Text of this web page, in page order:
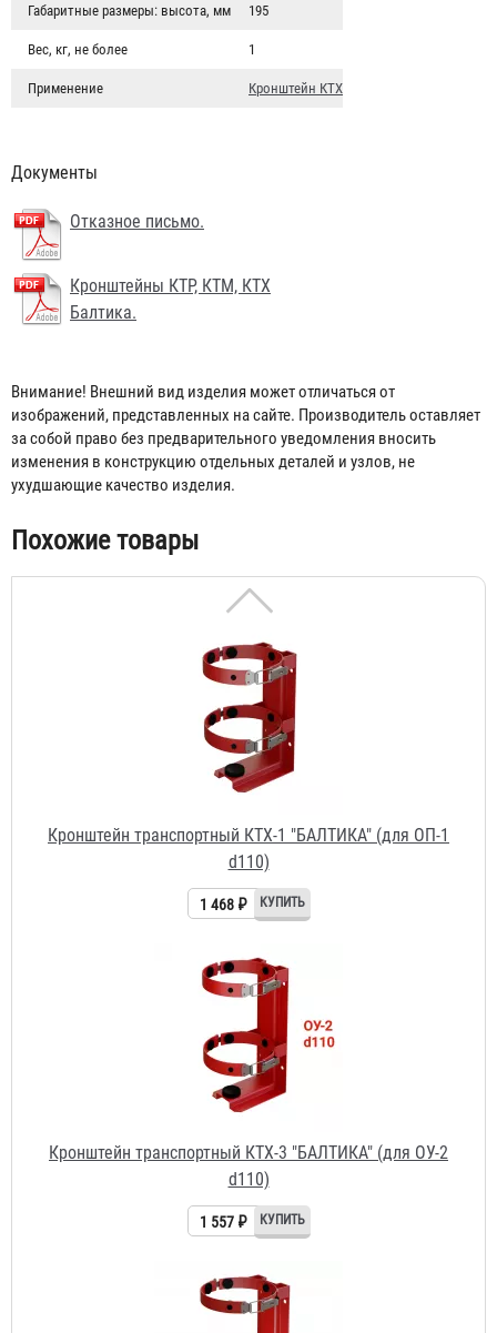
Габаритные размеры: высота, мм 195
Вес, кг, не более 1
Применение Кронштейн КТХ
Документы
Отказное письмо.
Кронштейны КТР, КТМ, КТХ
Балтика.
Внимание! Внешний вид изделия может отличаться от
изображений, представленных на сайте. Производитель оставляет
за собой право без предварительного уведомления вносить
изменения в конструкцию отдельных деталей и узлов, не
ухудшающие качество изделия.
Похожие товары
Кронштейн транспортный КТХ-2 "БАЛТИКА" (для ОП-2
1 468 ₽
d110)
1 468 ₽
d110)
d147)